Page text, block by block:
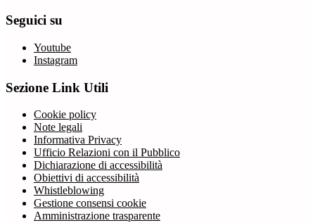
Seguici su
Youtube
Instagram
Sezione Link Utili
Cookie policy
Note legali
Informativa Privacy
Ufficio Relazioni con il Pubblico
Dichiarazione di accessibilità
Obiettivi di accessibilità
Whistleblowing
Gestione consensi cookie
Amministrazione trasparente